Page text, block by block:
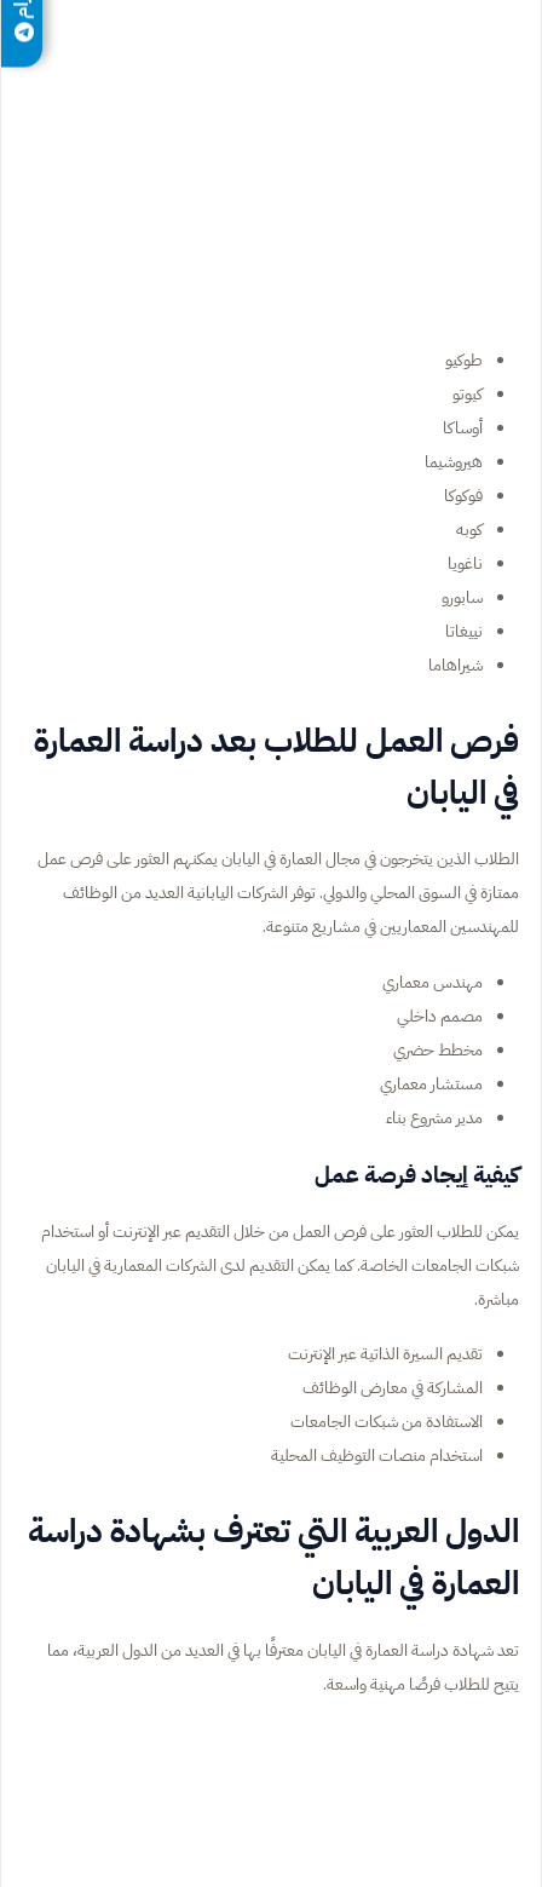
طوكيو
كيوتو
أوساكا
هيروشيما
فوكوكا
كوبه
ناغويا
سابورو
نييغاتا
شيراهاما
فرص العمل للطلاب بعد دراسة العمارة
في اليابان
الطلاب الذين يتخرجون في مجال العمارة في اليابان يمكنهم العثور على فرص عمل
ممتازة في السوق المحلي والدولي. توفر الشركات اليابانية العديد من الوظائف
للمهندسين المعماريين في مشاريع متنوعة.
مهندس معماري
مصمم داخلي
مخطط حضري
مستشار معماري
مدير مشروع بناء
كيفية إيجاد فرصة عمل
يمكن للطلاب العثور على فرص العمل من خلال التقديم عبر الإنترنت أو استخدام
شبكات الجامعات الخاصة. كما يمكن التقديم لدى الشركات المعمارية في اليابان
مباشرة.
تقديم السيرة الذاتية عبر الإنترنت
المشاركة في معارض الوظائف
الاستفادة من شبكات الجامعات
استخدام منصات التوظيف المحلية
الدول العربية التي تعترف بشهادة دراسة
العمارة في اليابان
تعد شهادة دراسة العمارة في اليابان معترفًا بها في العديد من الدول العربية، مما
يتيح للطلاب فرصًا مهنية واسعة.